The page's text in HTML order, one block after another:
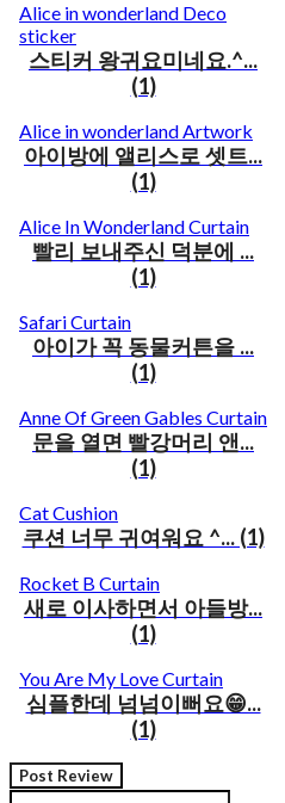
Alice in wonderland Deco
sticker
스티커 왕귀요미네요.^...
(1)
Alice in wonderland Artwork
아이방에 앨리스로 셋트...
(1)
Alice In Wonderland Curtain
빨리 보내주신 덕분에 ...
(1)
Safari Curtain
아이가 꼭 동물커튼을 ...
(1)
Anne Of Green Gables Curtain
문을 열면 빨강머리 앤...
(1)
Cat Cushion
쿠션 너무 귀여워요 ^... (1)
Rocket B Curtain
새로 이사하면서 아들방...
(1)
You Are My Love Curtain
심플한데 넘넘이뻐요😁...
(1)
Post Review